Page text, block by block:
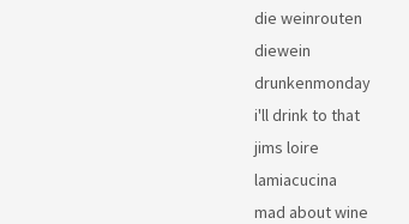
die weinrouten
diewein
drunkenmonday
i'll drink to that
jims loire
lamiacucina
mad about wine